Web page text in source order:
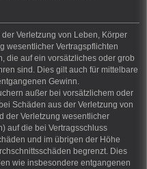
Verletzung von Leben, Körper
wesentlicher Vertragspflichten
die auf ein vorsätzliches oder grob
sind. Dies gilt auch für mittelbare
Gewinn.
außer bei vorsätzlichem oder
Schäden aus der Verletzung von
der Verletzung wesentlicher
auf die bei Vertragsschluss
und im übrigen der Höhe
begrenzt. Dies
wie insbesondere entgangenen